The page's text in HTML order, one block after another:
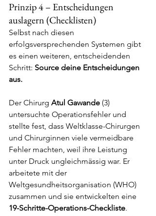
Prinzip 4 – Entscheidungen
auslagern (Checklisten)
Selbst nach diesen
erfolgsversprechenden Systemen gibt
es einen weiteren, entscheidenden
Schritt: Source deine Entscheidungen
aus.
Der Chirurg Atul Gawande (3)
untersuchte Operationsfehler und
stellte fest, dass Weltklasse-Chirurgen
und Chirurginnen viele vermeidbare
Fehler machten, weil ihre Leistung
unter Druck ungleichmässig war. Er
arbeitete mit der
Weltgesundheitsorganisation (WHO)
zusammen und sie entwickelten eine
19-Schritte-Operations-Checkliste.